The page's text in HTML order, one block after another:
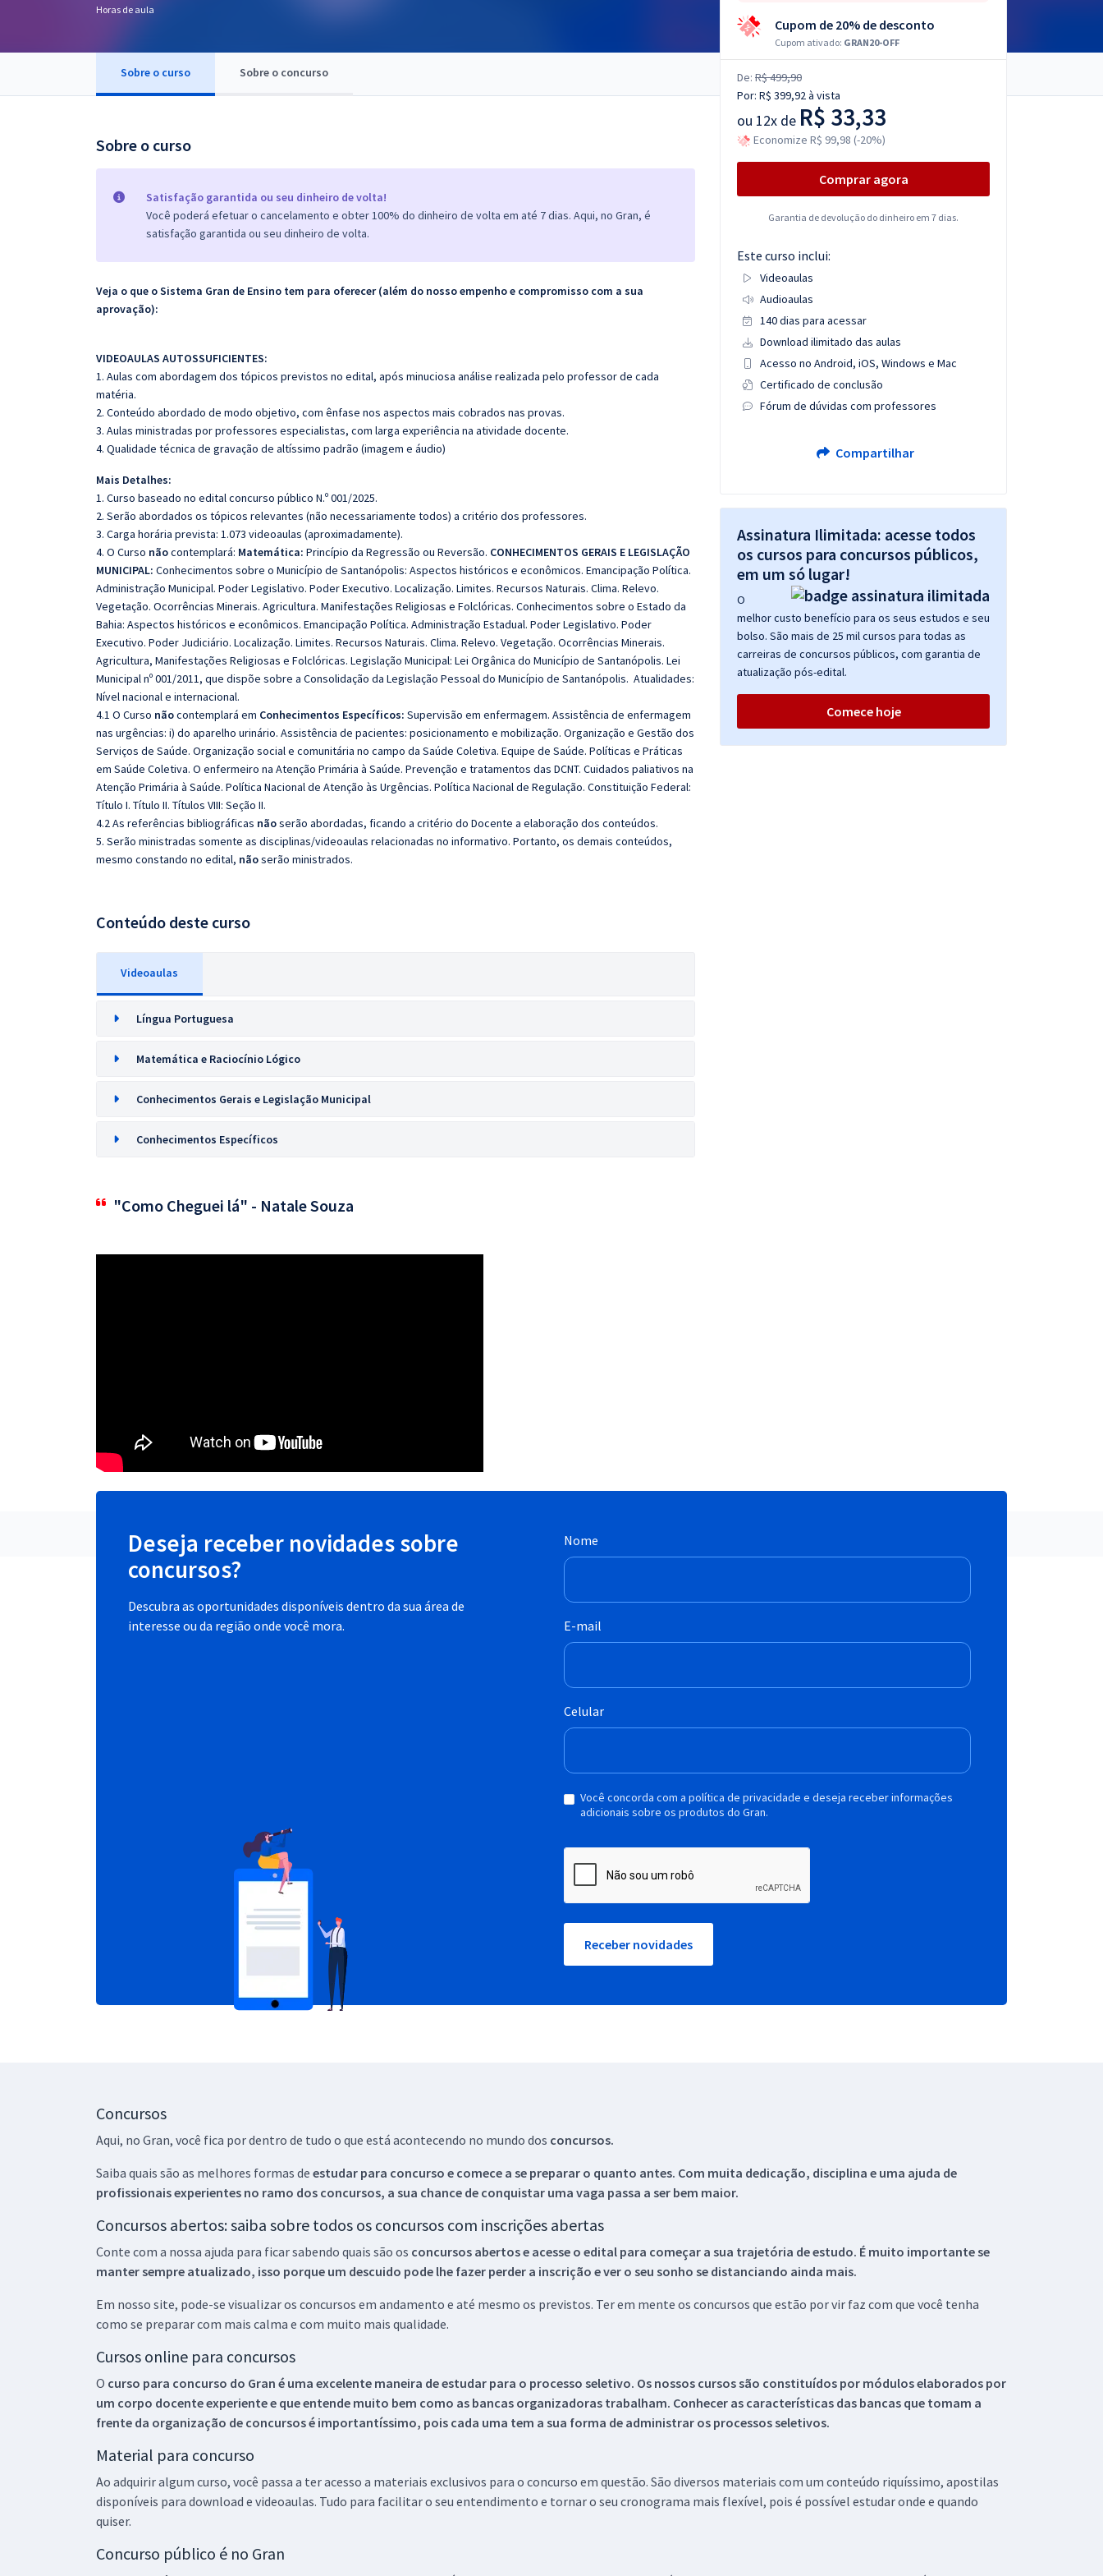
OAB
Questões grátis
Conteúdo gratuito
Horas de aula
Sobre o curso Sobre o concurso
Sobre o curso
Satisfação garantida ou seu dinheiro de volta!
Você poderá efetuar o cancelamento e obter 100% do dinheiro de volta em até 7 dias. Aqui, no Gran, é
satisfação garantida ou seu dinheiro de volta.
Veja o que o Sistema Gran de Ensino tem para oferecer (além do nosso empenho e compromisso com a sua
aprovação):
VIDEOAULAS AUTOSSUFICIENTES:
1. Aulas com abordagem dos tópicos previstos no edital, após minuciosa análise realizada pelo professor de cada
matéria.
2. Conteúdo abordado de modo objetivo, com ênfase nos aspectos mais cobrados nas provas.
3. Aulas ministradas por professores especialistas, com larga experiência na atividade docente.
4. Qualidade técnica de gravação de altíssimo padrão (imagem e áudio)
Mais Detalhes:
1. Curso baseado no edital concurso público N.º 001/2025.
2. Serão abordados os tópicos relevantes (não necessariamente todos) a critério dos professores.
3. Carga horária prevista: 1.073 videoaulas (aproximadamente).
4. O Curso nãocontemplará: Matemática: Princípio da Regressão ou Reversão. CONHECIMENTOS GERAIS E LEGISLAÇÃO
MUNICIPAL: Conhecimentos sobre o Município de Santanópolis: Aspectos históricos e econômicos. Emancipação Política.
Administração Municipal. Poder Legislativo. Poder Executivo. Localização. Limites. Recursos Naturais. Clima. Relevo.
Vegetação. Ocorrências Minerais. Agricultura. Manifestações Religiosas e Folclóricas. Conhecimentos sobre o Estado da
Bahia: Aspectos históricos e econômicos. Emancipação Política. Administração Estadual. Poder Legislativo. Poder
Executivo. Poder Judiciário. Localização. Limites. Recursos Naturais. Clima. Relevo. Vegetação. Ocorrências Minerais.
Agricultura, Manifestações Religiosas e Folclóricas. Legislação Municipal: Lei Orgânica do Município de Santanópolis. Lei
Municipal nº 001/2011, que dispõe sobre a Consolidação da Legislação Pessoal do Município de Santanópolis. Atualidades:
Nível nacional e internacional.
4.1 O Curso nãocontemplará em Conhecimentos Específicos: Supervisão em enfermagem. Assistência de enfermagem
nas urgências: i) do aparelho urinário. Assistência de pacientes: posicionamento e mobilização. Organização e Gestão dos
Serviços de Saúde. Organização social e comunitária no campo da Saúde Coletiva. Equipe de Saúde. Políticas e Práticas
em Saúde Coletiva. O enfermeiro na Atenção Primária à Saúde. Prevenção e tratamentos das DCNT. Cuidados paliativos na
Atenção Primária à Saúde. Política Nacional de Atenção às Urgências. Política Nacional de Regulação. Constituição Federal:
Título I. Título II. Títulos VIII: Seção II.
4.2 As referências bibliográficas nãoserão abordadas, ficando a critério do Docente a elaboração dos conteúdos.
5. Serão ministradas somente as disciplinas/videoaulas relacionadas no informativo. Portanto, os demais conteúdos,
mesmo constando no edital, nãoserão ministrados.
Conteúdo deste curso
Videoaulas
Língua Portuguesa
Matemática e Raciocínio Lógico
Conhecimentos Gerais e Legislação Municipal
Conhecimentos Específicos
"Como Cheguei lá" - Natale Souza
Cupom de 20% de desconto
Cupom ativado: GRAN20-OFF
De: R$ 499,90
Por: R$ 399,92à vista
ou 12x de R$ 33,33
Economize R$ 99,98 (-20%)
Comprar agora
Garantia de devolução do dinheiro em 7 dias.
Este curso inclui:
Videoaulas
Audioaulas
140 dias para acessar
Download ilimitado das aulas
Acesso no Android, iOS, Windows e Mac
Certificado de conclusão
Fórum de dúvidas com professores
Compartilhar
Assinatura Ilimitada: acesse todos
os cursos para concursos públicos,
em um só lugar!
O
melhor custo benefício para os seus estudos e seu
bolso. São mais de 25 mil cursos para todas as
carreiras de concursos públicos, com garantia de
atualização pós-edital.
Comece hoje
Deseja receber novidades sobre
concursos?
Descubra as oportunidades disponíveis dentro da sua área de
interesse ou da região onde você mora.
Nome
E-mail
Celular
Você concorda com a política de privacidade e deseja receber informações
adicionais sobre os produtos do Gran.
Receber novidades
Concursos
Aqui, no Gran, você fica por dentro de tudo o que está acontecendo no mundo dos concursos.
Saiba quais são as melhores formas de estudar para concurso e comece a se preparar o quanto antes. Com muita dedicação, disciplina e uma ajuda de
profissionais experientes no ramo dos concursos, a sua chance de conquistar uma vaga passa a ser bem maior.
Concursos abertos: saiba sobre todos os concursos com inscrições abertas
Conte com a nossa ajuda para ficar sabendo quais são os concursos abertos e acesse o edital para começar a sua trajetória de estudo. É muito importante se
manter sempre atualizado, isso porque um descuido pode lhe fazer perder a inscrição e ver o seu sonho se distanciando ainda mais.
Em nosso site, pode-se visualizar os concursos em andamento e até mesmo os previstos. Ter em mente os concursos que estão por vir faz com que você tenha
como se preparar com mais calma e com muito mais qualidade.
Cursos online para concursos
O curso para concurso do Gran é uma excelente maneira de estudar para o processo seletivo. Os nossos cursos são constituídos por módulos elaborados por
um corpo docente experiente e que entende muito bem como as bancas organizadoras trabalham. Conhecer as características das bancas que tomam a
frente da organização de concursos é importantíssimo, pois cada uma tem a sua forma de administrar os processos seletivos.
Material para concurso
Ao adquirir algum curso, você passa a ter acesso a materiais exclusivos para o concurso em questão. São diversos materiais com um conteúdo riquíssimo, apostilas
disponíveis para download e videoaulas. Tudo para facilitar o seu entendimento e tornar o seu cronograma mais flexível, pois é possível estudar onde e quando
quiser.
Concurso público é no Gran